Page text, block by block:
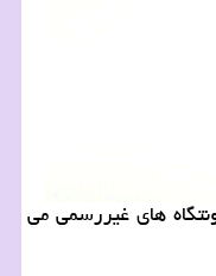
19 درصد از شهرستان ساوه را ساكنان سكونتگاه های غیررسمی می